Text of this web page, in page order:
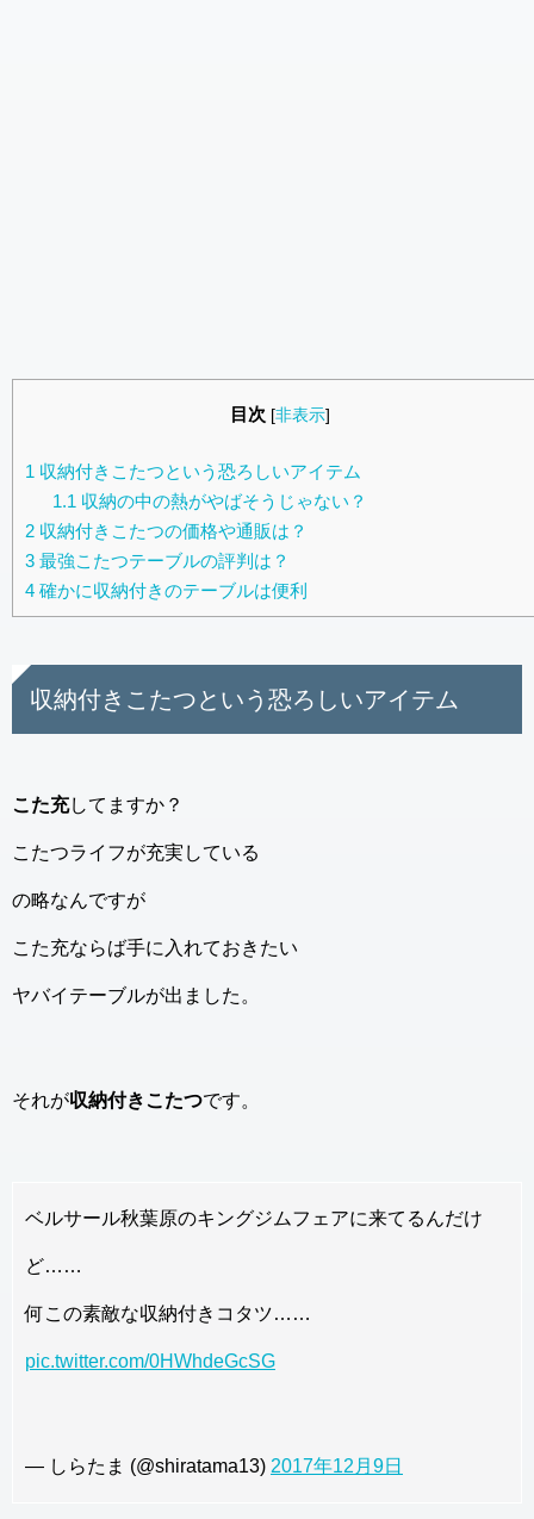
目次 [非表示]
1 収納付きこたつという恐ろしいアイテム
1.1 収納の中の熱がやばそうじゃない？
2 収納付きこたつの価格や通販は？
3 最強こたつテーブルの評判は？
4 確かに収納付きのテーブルは便利
収納付きこたつという恐ろしいアイテム
こた充してますか？
こたつライフが充実している
の略なんですが
こた充ならば手に入れておきたい
ヤバイテーブルが出ました。
それが収納付きこたつです。
ベルサール秋葉原のキングジムフェアに来てるんだけ
ど……
何この素敵な収納付きコタツ……
pic.twitter.com/0HWhdeGcSG
— しらたま (@shiratama13) 2017年12月9日